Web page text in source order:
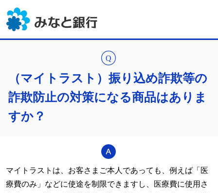
（マイトラスト）振り込め詐欺等の
詐欺防止の対策になる商品はありま
すか？
マイトラストは、お客さまご本人であっても、例えば「医
療費のみ」などに使途を制限できますし、医療費に使用さ